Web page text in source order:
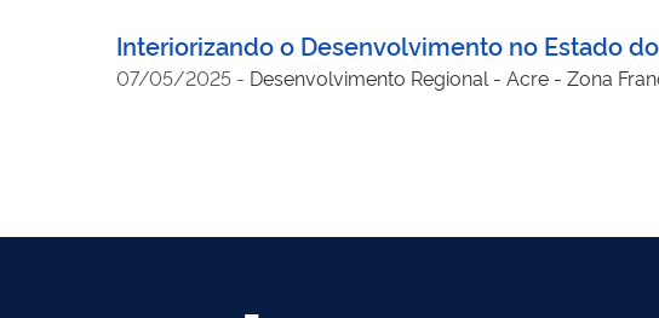
Interiorizando o Desenvolvimento no Estado
07/05/2025 - Desenvolvimento Regional - Acre - Zona